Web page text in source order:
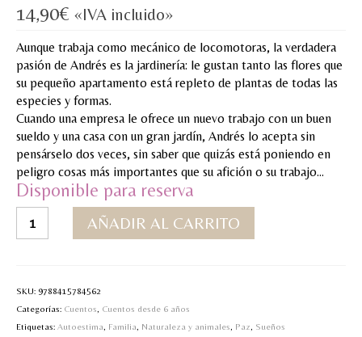
¿QUIÉN SOY?
CREACIONES
BLOG
MI CUENTA
Valoraciones y opiniones de TejiendoLEE un
cuento
14,90€ «IVA incluido»
Aunque trabaja como mecánico de locomotoras, la verdadera
pasión de Andrés es la jardinería: le gustan tanto las flores que
su pequeño apartamento está repleto de plantas de todas las
especies y formas.
Cuando una empresa le ofrece un nuevo trabajo con un buen
sueldo y una casa con un gran jardín, Andrés lo acepta sin
pensárselo dos veces, sin saber que quizás está poniendo en
peligro cosas más importantes que su afición o su trabajo…
Disponible para reserva
sorpresa
cantidad
AÑADIR AL CARRITO
SKU: 9788415784562
Categorías: Cuentos
Cuentos desde 6 años
Etiquetas: Autoestima Familia Naturaleza y animales Paz Sueños